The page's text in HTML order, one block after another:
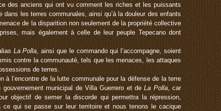
des anciens qui ont vu comment les riches et les puissants
les terres communales, ainsi qu’à la douleur des enfants
de la disparition non seulement de la propriété collective
mais également à celle de leur peuple Tepecano dont
La Polla , ainsi que le commando qui l’accompagne, soient
contre la communauté, tels que les menaces, les attaques
de terres.
à l’encontre de la lutte communale pour la défense de la terre
municipal de Villa Guerrero et deLa Polla, car
objectif de semer la discorde qui permettra la répression,
ce qui se passe sur leur territoire et nous tenons le cacique